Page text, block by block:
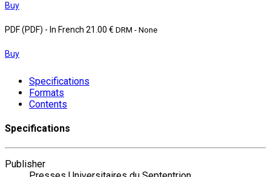
Buy
PDF (PDF) - In French 21.00 € DRM - None
Buy
Specifications
Formats
Contents
Specifications
Publisher